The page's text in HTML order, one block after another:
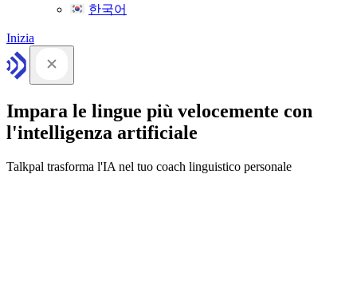
한국어
Inizia
Impara le lingue più velocemente con
l'intelligenza artificiale
Talkpal trasforma l'IA nel tuo coach linguistico personale